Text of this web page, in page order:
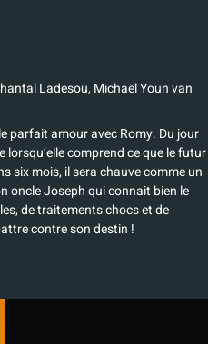
Ladesou, Michaël Younvan
parfait amour avec Romy. Du jour
comprend ce que le futur
six mois, il sera chauve comme un
oncle Joseph qui connait bien le
de traitements chocs et de
contre son destin !